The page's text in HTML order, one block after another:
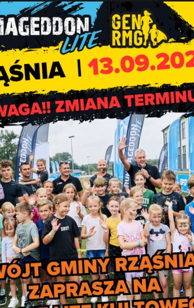
18 listopada 2025 r. w sprawie podania do publicznej
– Kopy przeznaczonej do sprzedaży w drodze
Ogólnopolska
„Dzieciństwo bez